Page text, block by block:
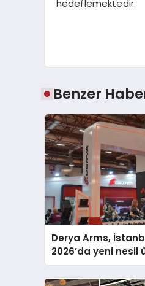
hedeflemektedir.
Benzer
Derya Arms,
2026’da yeni nesil
global marka
sergiledi